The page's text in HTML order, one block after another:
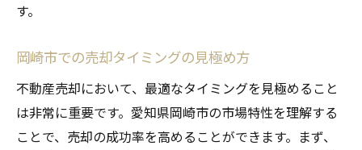
す。
岡崎市での売却タイミングの見極め方
不動産売却において、最適なタイミングを見極めること
は非常に重要です。愛知県岡崎市の市場特性を理解する
ことで、売却の成功率を高めることができます。まず、